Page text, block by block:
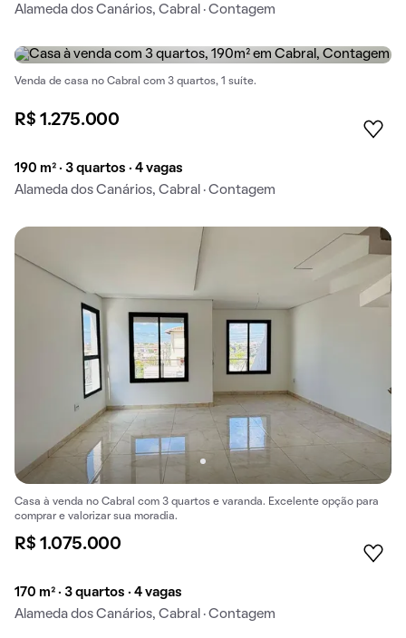
Alameda dos Canários, Cabral · Contagem
Venda de casa no Cabral com 3 quartos, 1 suíte.
R$ 1.275.000
190 m² · 3 quartos · 4 vagas
Alameda dos Canários, Cabral · Contagem
Casa à venda no Cabral com 3 quartos e varanda. Excelente opção para
comprar e valorizar sua moradia.
R$ 1.075.000
170 m² · 3 quartos · 4 vagas
Alameda dos Canários, Cabral · Contagem